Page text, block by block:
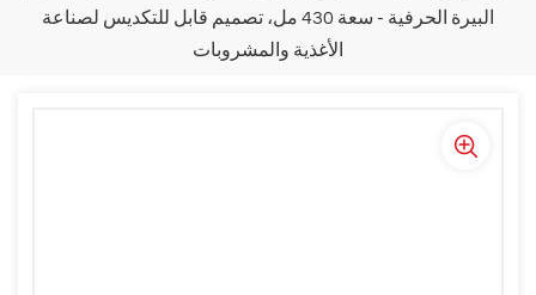
البيرة الحرفية - سعة 430 مل، تصميم قابل للتكديس لصناعة
الأغذية والمشروبات